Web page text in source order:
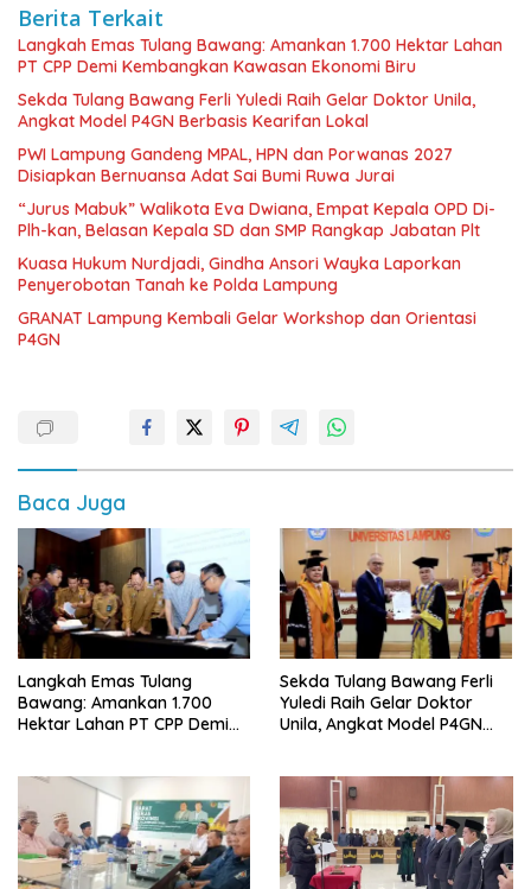
Berita Terkait
Langkah Emas Tulang Bawang: Amankan 1.700 Hektar Lahan
PT CPP Demi Kembangkan Kawasan Ekonomi Biru
Sekda Tulang Bawang Ferli Yuledi Raih Gelar Doktor Unila,
Angkat Model P4GN Berbasis Kearifan Lokal
PWI Lampung Gandeng MPAL, HPN dan Porwanas 2027
Disiapkan Bernuansa Adat Sai Bumi Ruwa Jurai
“Jurus Mabuk” Walikota Eva Dwiana, Empat Kepala OPD Di-
Plh-kan, Belasan Kepala SD dan SMP Rangkap Jabatan Plt
Kuasa Hukum Nurdjadi, Gindha Ansori Wayka Laporkan
Penyerobotan Tanah ke Polda Lampung
GRANAT Lampung Kembali Gelar Workshop dan Orientasi
P4GN
Baca Juga
Langkah Emas Tulang
Bawang: Amankan 1.700
Hektar Lahan PT CPP Demi
Sekda Tulang Bawang Ferli
Yuledi Raih Gelar Doktor
Unila, Angkat Model P4GN